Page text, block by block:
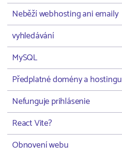
Neběží webhosting ani emaily
vyhledávání
MySQL
Předplatné domény a hostingu
Nefunguje prihlásenie
React Vite?
Obnovení webu